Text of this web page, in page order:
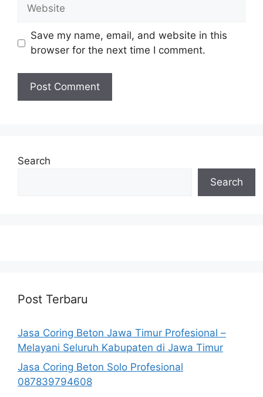
Save my name, email, and website in this
browser for the next time I comment.
Search
Search
Post Terbaru
Jasa Coring Beton Jawa Timur Profesional –
Melayani Seluruh Kabupaten di Jawa Timur
Jasa Coring Beton Solo Profesional
087839794608